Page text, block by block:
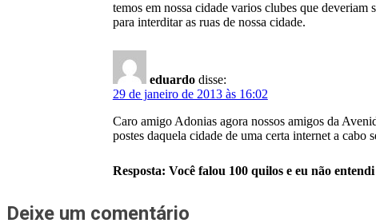
temos em nossa cidade varios clubes que
para interditar as ruas de nossa cidade.
eduardo disse:
29 de janeiro de 2013 às 16:02
Caro amigo Adonias agora nossos amigos da
postes daquela cidade de uma certa internet a cabo
Resposta: Você falou 100 quilos e eu não
Deixe um comentário